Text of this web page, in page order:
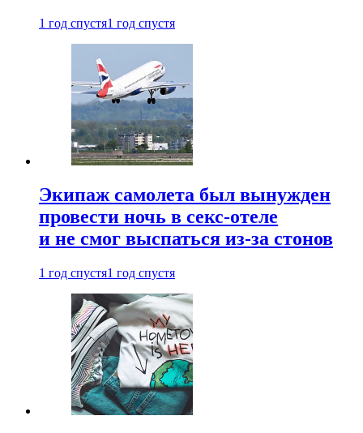
1 год спустя1 год спустя
Экипаж самолета был вынужден
провести ночь в секс-отеле
и не смог выспаться из-за стонов
1 год спустя1 год спустя